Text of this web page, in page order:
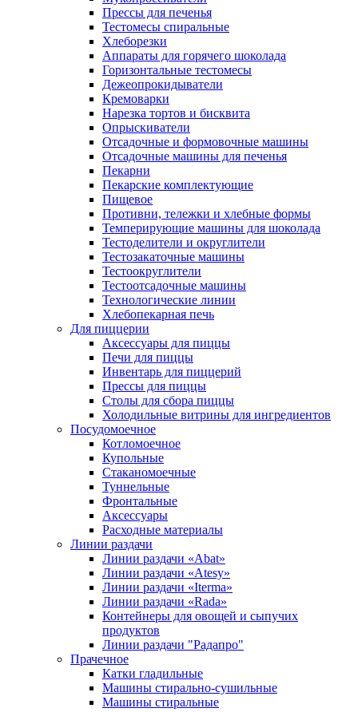
Прессы для печенья
Тестомесы спиральные
Хлеборезки
Аппараты для горячего шоколада
Горизонтальные тестомесы
Дежеопрокидыватели
Кремоварки
Нарезка тортов и бисквита
Опрыскиватели
Отсадочные и формовочные машины
Отсадочные машины для печенья
Пекарни
Пекарские комплектующие
Пищевое
Противни, тележки и хлебные формы
Темперирующие машины для шоколада
Тестоделители и округлители
Тестозакаточные машины
Тестоокруглители
Тестоотсадочные машины
Технологические линии
Хлебопекарная печь
Для пиццерии
Аксессуары для пиццы
Печи для пиццы
Инвентарь для пиццерий
Прессы для пиццы
Столы для сбора пиццы
Холодильные витрины для ингредиентов
Посудомоечное
Котломоечное
Купольные
Стаканомоечные
Туннельные
Фронтальные
Аксессуары
Расходные материалы
Линии раздачи
Линии раздачи «Abat»
Линии раздачи «Atesy»
Линии раздачи «Iterma»
Линии раздачи «Rada»
Контейнеры для овощей и сыпучих
продуктов
Линии раздачи "Радапро"
Прачечное
Катки гладильные
Машины стирально-сушильные
Машины стиральные